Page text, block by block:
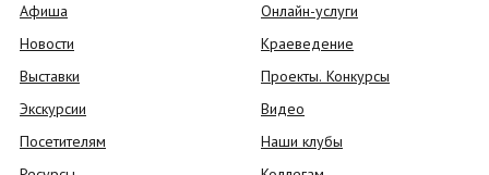
Афиша
Новости
Выставки
Экскурсии
Посетителям
Онлайн-услуги
Краеведение
Проекты. Конкурсы
Видео
Наши клубы